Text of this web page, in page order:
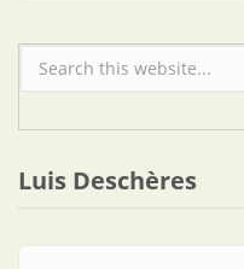
Formulario de búsqueda
Luis Deschères